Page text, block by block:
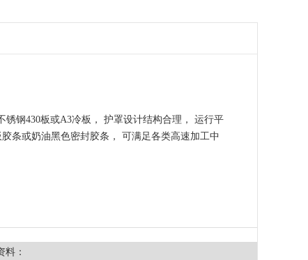
锈钢430板或A3冷板， 护罩设计结构合理， 运行平
条或奶油黑色密封胶条， 可满足各类高速加工中
料：